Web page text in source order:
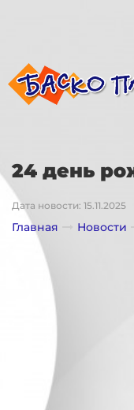
24 день
Дата новости: 15.11.2025
Главная Новости